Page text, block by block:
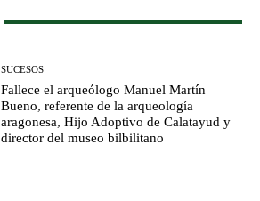
SUCESOS
Fallece el arqueólogo Manuel Martín
Bueno, referente de la arqueología
aragonesa, Hijo Adoptivo de Calatayud y
director del museo bilbilitano